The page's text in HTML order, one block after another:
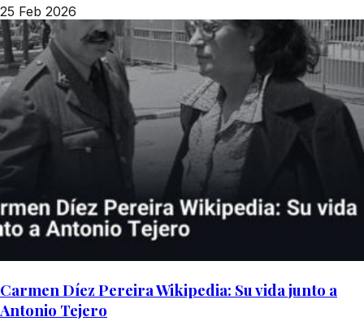
25 Feb 2026
Carmen Díez Pereira Wikipedia: Su vida junto a
Antonio Tejero